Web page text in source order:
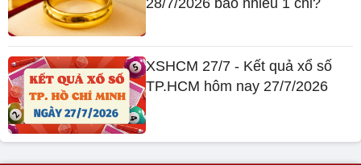
28/7/2026 bao nhiêu 1 chỉ?
XSHCM 27/7 - Kết quả xổ số
TP.HCM hôm nay 27/7/2026